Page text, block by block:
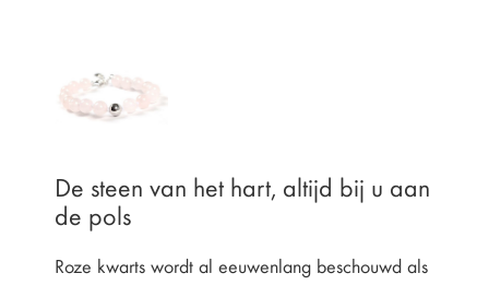
De steen van het hart, altijd bij u aan
de pols
Roze kwarts wordt al eeuwenlang beschouwd als